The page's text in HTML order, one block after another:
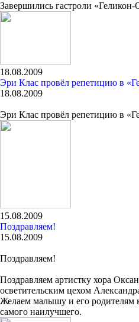
Завершились гастроли
18.08.2009
Эри Клас провёл репетицию в
18.08.2009
Эри Клас провёл репетицию в
15.08.2009
Поздравляем!
15.08.2009
Поздравляем!
Поздравляем артистку хора
осветительским цехом
Желаем малышу и его родителям
самого наилучшего.